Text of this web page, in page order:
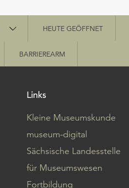
HEUTE GEÖFFNET
BARRIEREARM
Links
Kleine Museumskunde
museum-digital
Sächsische Landesstelle
für Museumswesen
Fortbildung